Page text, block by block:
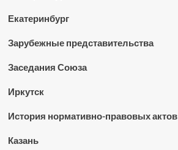
Екатеринбург
Зарубежные представительства
Заседания Союза
Иркутск
История нормативно-правовых актов
Казань